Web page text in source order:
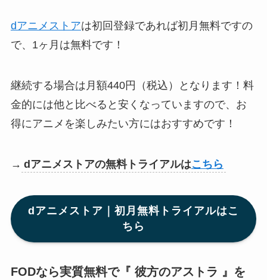
dアニメストアは初回登録であれば初月無料ですの
で、1ヶ月は無料です！
継続する場合は月額440円（税込）となります！料
金的には他と比べると安くなっていますので、お
得にアニメを楽しみたい方にはおすすめです！
→ dアニメストアの無料トライアルはこちら
dアニメストア｜初月無料トライアルはこ
ちら
FODなら実質無料で『 彼方のアストラ 』を